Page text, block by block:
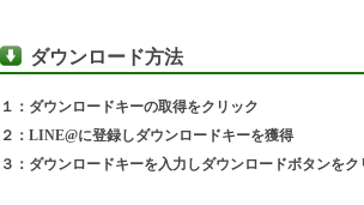
ダウンロード方法
１：ダウンロードキーの取得をクリック
２：LINE@に登録しダウンロードキーを獲得
３：ダウンロードキーを入力しダウンロードボタンをク